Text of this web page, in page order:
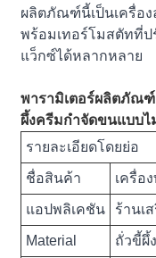
ผลิตภัณฑ์นี้เป็นเครื่อง
พร้อมเทอร์โมสตัทที่ป
แว็กซ์ได้หลากหลาย
พารามิเตอร์ผลิตภัณฑ์
ผึ้งครีมกำจัดขนแบบไ
รายละเอียดโดยย่อ
ชื่อสินค้า เครื่อ
แอปพลิเคชัน ร้านเ
Material ถั่วขี้ผึ้ง